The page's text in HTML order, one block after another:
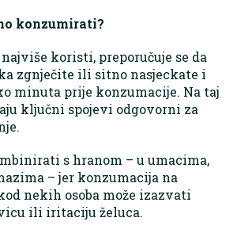
konzumirati?
koristi, preporučuje se da
zgnječite ili sitno nasjeckate i
minuta prije konzumacije. Na taj
ključni spojevi odgovorni za
s hranom – u umacima,
– jer konzumacija na
nekih osoba može izazvati
ili iritaciju želuca.